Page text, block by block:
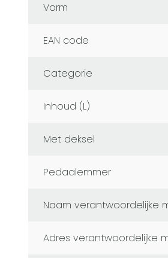
Vorm
EAN code
Categorie
Inhoud (L)
Met deksel
Pedaalemmer
naam verantwoordelijke
adres verantwoordelijke